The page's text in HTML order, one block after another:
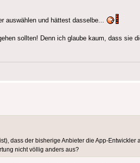
auswählen und hättest dasselbe...
sollten! Denn ich glaube kaum, dass sie
dass der bisherige Anbieter die App-Entwickler
nicht völlig anders aus?